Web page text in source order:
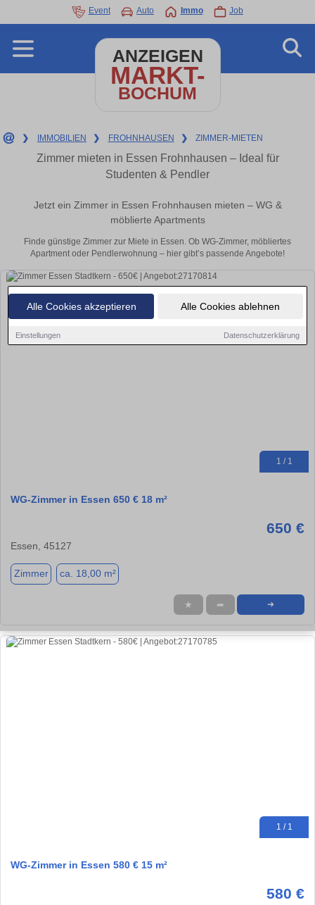
Alle Cookies akzeptieren Alle Cookies ablehnen
Einstellungen Datenschutzerklärung
Event Auto Immo Job
ANZEIGEN
MARKT-
BOCHUM
❯ IMMOBILIEN ❯ FROHNHAUSEN ❯ ZIMMER-MIETEN
Zimmer mieten in Essen Frohnhausen – Ideal für
Studenten & Pendler
Jetzt ein Zimmer in Essen Frohnhausen mieten – WG &
möblierte Apartments
Finde günstige Zimmer zur Miete in Essen. Ob WG-Zimmer, möbliertes
Apartment oder Pendlerwohnung – hier gibt’s passende Angebote!
1 / 1
WG-Zimmer in Essen 650 € 18 m²
650 €
Essen, 45127
Zimmer ca. 18,00 m²
★ ➦ ➜
1 / 1
WG-Zimmer in Essen 580 € 15 m²
580 €